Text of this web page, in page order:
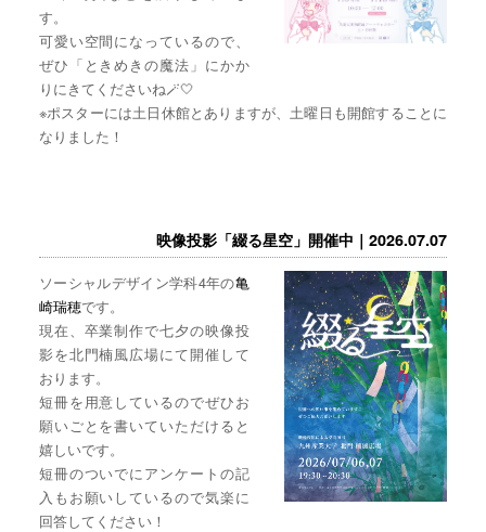
す。
可愛い空間になっているので、
ぜひ「ときめきの魔法」にかか
りにきてくださいね🪄🤍
※ポスターには土日休館とありますが、土曜日も開館することに
なりました！
映像投影「綴る星空」開催中｜2026.07.07
ソーシャルデザイン学科4年の亀
崎瑞穂です。
現在、卒業制作で七夕の映像投
影を北門楠風広場にて開催して
おります。
短冊を用意しているのでぜひお
願いごとを書いていただけると
嬉しいです。
短冊のついでにアンケートの記
入もお願いしているので気楽に
回答してください！